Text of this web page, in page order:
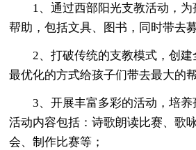
1、通过西部阳光支教活动，为
帮助，包括文具、图书，同时带去
2、打破传统的支教模式，创建
最优化的方式给孩子们带去最大的
3、开展丰富多彩的活动，培养
活动内容包括：诗歌朗读比赛、歌
会、制作比赛等；